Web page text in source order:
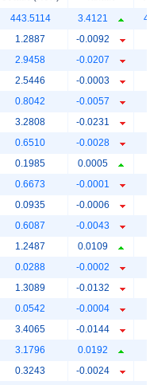
443.5114 3.4121
1.2887 -0.0092
2.9458 -0.0207
2.5446 -0.0003
0.8042 -0.0057
3.2808 -0.0231
0.6510 -0.0028
0.1985 0.0005
0.6673 -0.0001
0.0935 -0.0006
0.6087 -0.0043
1.2487 0.0109
0.0288 -0.0002
1.3089 -0.0132
0.0542 -0.0004
3.4065 -0.0144
3.1796 0.0192
0.3243 -0.0024